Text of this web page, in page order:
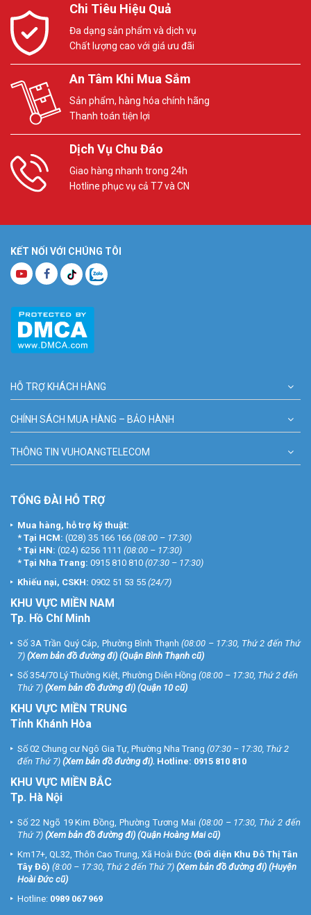
Chi Tiêu Hiệu Quả
Đa dạng sản phẩm và dịch vụ
Chất lượng cao với giá ưu đãi
An Tâm Khi Mua Sắm
Sản phẩm, hàng hóa chính hãng
Thanh toán tiện lợi
Dịch Vụ Chu Đáo
Giao hàng nhanh trong 24h
Hotline phục vụ cả T7 và CN
KẾT NỐI VỚI CHÚNG TÔI
HỖ TRỢ KHÁCH HÀNG
CHÍNH SÁCH MUA HÀNG – BẢO HÀNH
THÔNG TIN VUHOANGTELECOM
TỔNG ĐÀI HỖ TRỢ
Mua hàng, hỗ trợ kỹ thuật:
* Tại HCM: (028) 35 166 166 (08:00 – 17:30)
* Tại HN: (024) 6256 1111 (08:00 – 17:30)
* Tại Nha Trang: 0915 810 810 (07:30 – 17:30)
Khiếu nại, CSKH: 0902 51 53 55 (24/7)
KHU VỰC MIỀN NAM
Tp. Hồ Chí Minh
Số 3A Trần Quý Cáp, Phường Bình Thạnh (08:00 – 17:30, Thứ 2 đến Thứ
7) (Xem bản đồ đường đi) (Quận Bình Thạnh cũ)
Số 354/70 Lý Thường Kiệt, Phường Diên Hồng (08:00 – 17:30, Thứ 2 đến
Thứ 7) (Xem bản đồ đường đi) (Quận 10 cũ)
KHU VỰC MIỀN TRUNG
Tỉnh Khánh Hòa
Số 02 Chung cư Ngô Gia Tự, Phường Nha Trang (07:30 – 17:30, Thứ 2
đến Thứ 7) (Xem bản đồ đường đi). Hotline: 0915 810 810
KHU VỰC MIỀN BẮC
Tp. Hà Nội
Số 22 Ngõ 19 Kim Đồng, Phường Tương Mai (08:00 – 17:30, Thứ 2 đến
Thứ 7) (Xem bản đồ đường đi) (Quận Hoàng Mai cũ)
Km17+, QL32, Thôn Cao Trung, Xã Hoài Đức (Đối diện Khu Đô Thị Tân
Tây Đô) (8:00 – 17:30, Thứ 2 đến Thứ 7) (Xem bản đồ đường đi) (Huyện
Hoài Đức cũ)
Hotline: 0989 067 969